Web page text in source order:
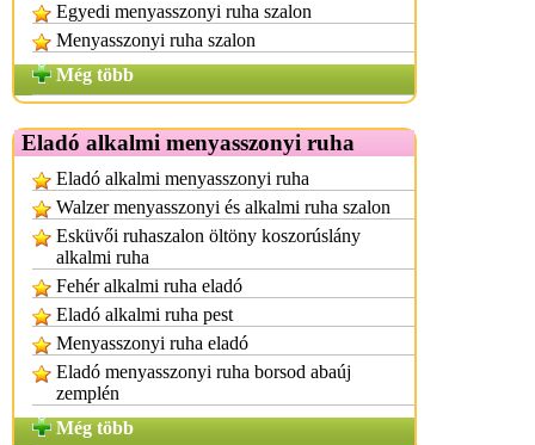
Egyedi menyasszonyi ruha szalon
Menyasszonyi ruha szalon
Még több
Eladó alkalmi menyasszonyi ruha
Eladó alkalmi menyasszonyi ruha
Walzer menyasszonyi és alkalmi ruha szalon
Esküvői ruhaszalon öltöny koszorúslány
alkalmi ruha
Fehér alkalmi ruha eladó
Eladó alkalmi ruha pest
Menyasszonyi ruha eladó
Eladó menyasszonyi ruha borsod abaúj
zemplén
Még több